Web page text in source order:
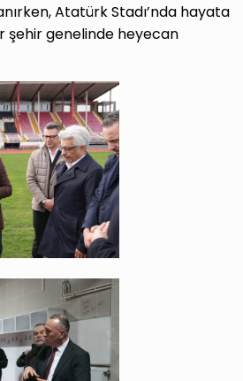
Atatürk Stadı’nda hayata
şehir genelinde heyecan